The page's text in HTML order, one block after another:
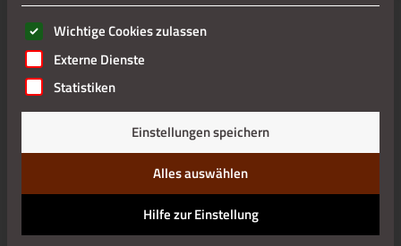
Es folgt eine Liste der Service-Gruppen, für die eine
Wichtige Cookies zulassen
Externe Dienste
Statistiken
Einstellungen speichern
Alles auswählen
Hilfe zur Einstellung